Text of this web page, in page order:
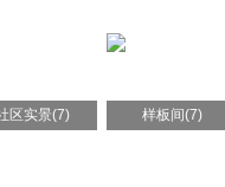
区实景(7) 样板间(7)